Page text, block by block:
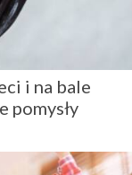
i na bale
pomysły